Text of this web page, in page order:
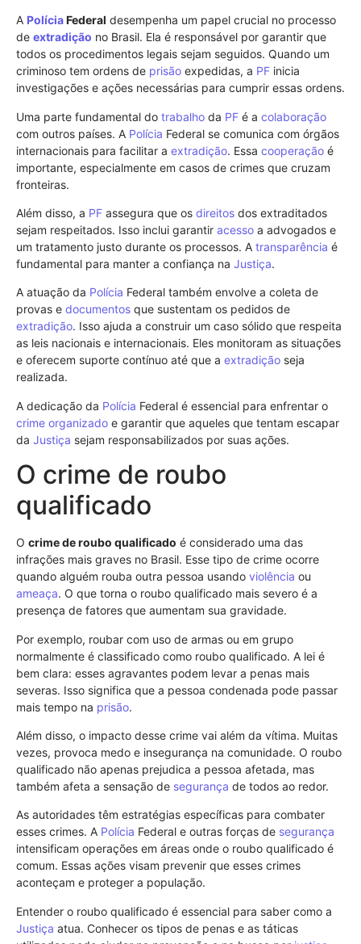
A PolíciaFederal desempenha um papel crucial no processo
de extradição no Brasil. Ela é responsável por garantir que
todos os procedimentos legais sejam seguidos. Quando um
criminoso tem ordens de prisão expedidas, a PF inicia
investigações e ações necessárias para cumprir essas ordens.
Uma parte fundamental do trabalho da PF é a colaboração
com outros países. A Polícia Federal se comunica com órgãos
internacionais para facilitar a extradição. Essa cooperação é
importante, especialmente em casos de crimes que cruzam
fronteiras.
Além disso, a PF assegura que os direitos dos extraditados
sejam respeitados. Isso inclui garantir acesso a advogados e
um tratamento justo durante os processos. A transparência é
fundamental para manter a confiança na Justiça.
A atuação da Polícia Federal também envolve a coleta de
provas e documentos que sustentam os pedidos de
extradição. Isso ajuda a construir um caso sólido que respeita
as leis nacionais e internacionais. Eles monitoram as situações
e oferecem suporte contínuo até que a extradição seja
realizada.
A dedicação da Polícia Federal é essencial para enfrentar o
crime organizado e garantir que aqueles que tentam escapar
da Justiça sejam responsabilizados por suas ações.
O crime de roubo
qualificado
O crime de roubo qualificado é considerado uma das
infrações mais graves no Brasil. Esse tipo de crime ocorre
quando alguém rouba outra pessoa usando violência ou
ameaça. O que torna o roubo qualificado mais severo é a
presença de fatores que aumentam sua gravidade.
Por exemplo, roubar com uso de armas ou em grupo
normalmente é classificado como roubo qualificado. A lei é
bem clara: esses agravantes podem levar a penas mais
severas. Isso significa que a pessoa condenada pode passar
mais tempo na prisão.
Além disso, o impacto desse crime vai além da vítima. Muitas
vezes, provoca medo e insegurança na comunidade. O roubo
qualificado não apenas prejudica a pessoa afetada, mas
também afeta a sensação de segurança de todos ao redor.
As autoridades têm estratégias específicas para combater
esses crimes. A Polícia Federal e outras forças de segurança
intensificam operações em áreas onde o roubo qualificado é
comum. Essas ações visam prevenir que esses crimes
aconteçam e proteger a população.
Entender o roubo qualificado é essencial para saber como a
Justiça atua. Conhecer os tipos de penas e as táticas